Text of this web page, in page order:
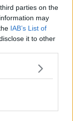
parties on the
may
IAB’s List of
it to other